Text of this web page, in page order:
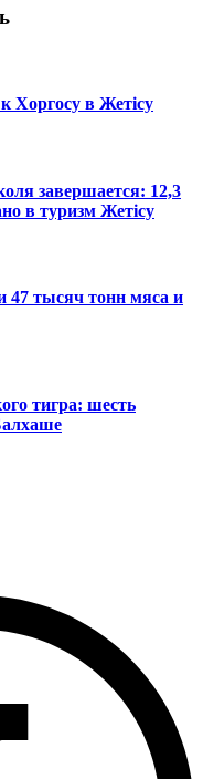
Хоргосу в Жетісу
завершается: 12,3
в туризм Жетісу
47 тысяч тонн мяса и
тигра: шесть